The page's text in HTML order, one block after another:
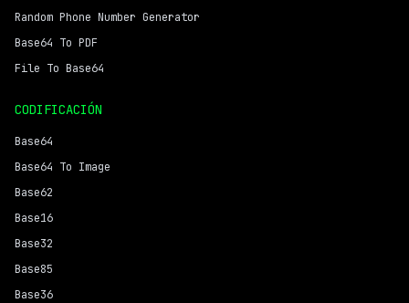
Random Phone Number Generator
Base64 To PDF
File To Base64
CODIFICACIÓN
Base64
Base64 To Image
Base62
Base16
Base32
Base85
Base36